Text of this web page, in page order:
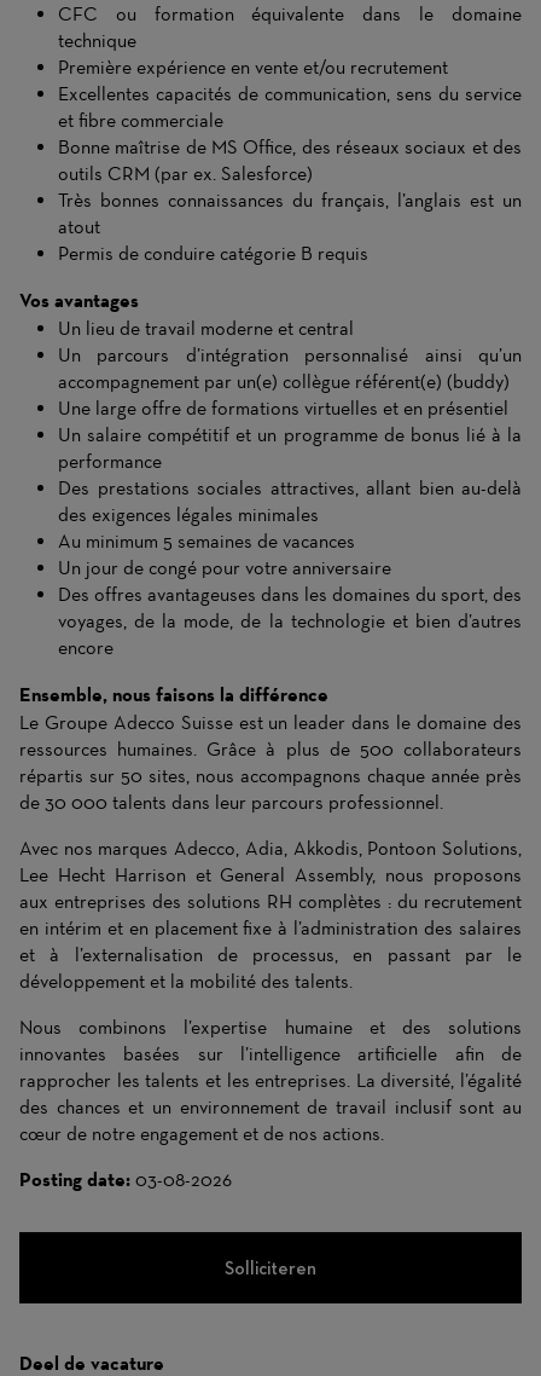
CFC ou formation équivalente dans le domaine
technique
Première expérience en vente et/ou recrutement
Excellentes capacités de communication, sens du service
et fibre commerciale
Bonne maîtrise de MS Office, des réseaux sociaux et des
outils CRM (par ex. Salesforce)
Très bonnes connaissances du français, l’anglais est un
atout
Permis de conduire catégorie B requis
Vos avantages
Un lieu de travail moderne et central
Un parcours d’intégration personnalisé ainsi qu’un
accompagnement par un(e) collègue référent(e) (buddy)
Une large offre de formations virtuelles et en présentiel
Un salaire compétitif et un programme de bonus lié à la
performance
Des prestations sociales attractives, allant bien au-delà
des exigences légales minimales
Au minimum 5 semaines de vacances
Un jour de congé pour votre anniversaire
Des offres avantageuses dans les domaines du sport, des
voyages, de la mode, de la technologie et bien d’autres
encore
Ensemble, nous faisons la différence
Le Groupe Adecco Suisse est un leader dans le domaine des
ressources humaines. Grâce à plus de 500 collaborateurs
répartis sur 50 sites, nous accompagnons chaque année près
de 30 000 talents dans leur parcours professionnel.
Avec nos marques Adecco, Adia, Akkodis, Pontoon Solutions,
Lee Hecht Harrison et General Assembly, nous proposons
aux entreprises des solutions RH complètes : du recrutement
en intérim et en placement fixe à l’administration des salaires
et à l’externalisation de processus, en passant par le
développement et la mobilité des talents.
Nous combinons l’expertise humaine et des solutions
innovantes basées sur l’intelligence artificielle afin de
rapprocher les talents et les entreprises. La diversité, l’égalité
des chances et un environnement de travail inclusif sont au
cœur de notre engagement et de nos actions.
Posting date: 03-08-2026
Solliciteren
Deel de vacature